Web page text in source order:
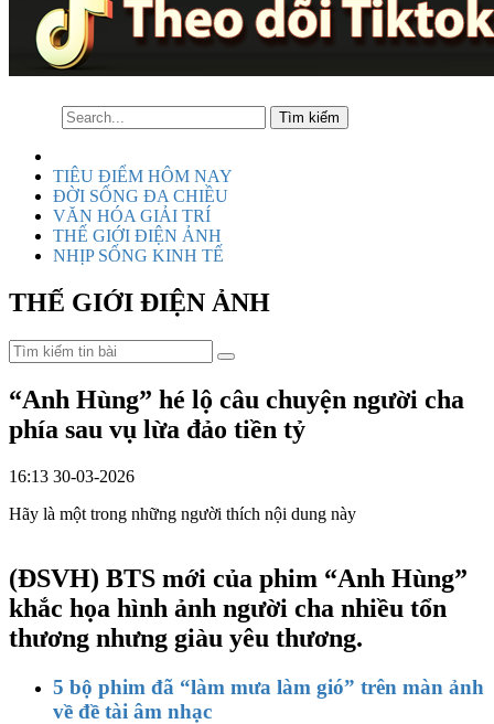
TIÊU ĐIỂM HÔM NAY
ĐỜI SỐNG ĐA CHIỀU
VĂN HÓA GIẢI TRÍ
THẾ GIỚI ĐIỆN ẢNH
NHỊP SỐNG KINH TẾ
THẾ GIỚI ĐIỆN ẢNH
“Anh Hùng” hé lộ câu chuyện người cha
phía sau vụ lừa đảo tiền tỷ
16:13 30-03-2026
Hãy là một trong những người thích nội dung này
(ĐSVH) BTS mới của phim “Anh Hùng”
khắc họa hình ảnh người cha nhiều tổn
thương nhưng giàu yêu thương.
5 bộ phim đã “làm mưa làm gió” trên màn ảnh
về đề tài âm nhạc